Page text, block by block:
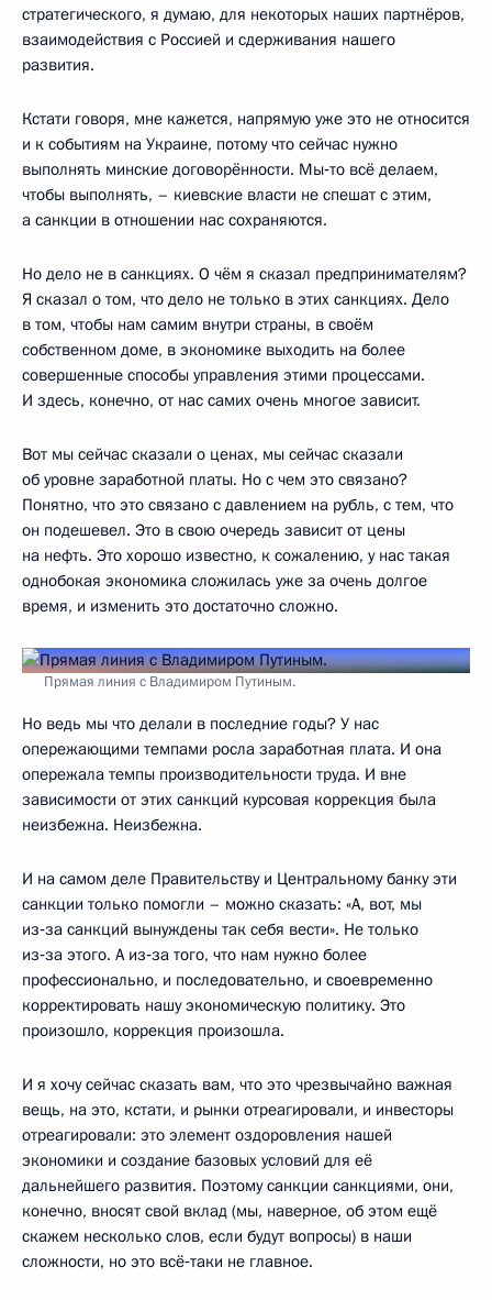
стратегического, я думаю, для некоторых наших партнёров,
взаимодействия с Россией и сдерживания нашего
развития.
Кстати говоря, мне кажется, напрямую уже это не относится
и к событиям на Украине, потому что сейчас нужно
выполнять минские договорённости. Мы‑то всё делаем,
чтобы выполнять, – киевские власти не спешат с этим,
а санкции в отношении нас сохраняются.
Но дело не в санкциях. О чём я сказал предпринимателям?
Я сказал о том, что дело не только в этих санкциях. Дело
в том, чтобы нам самим внутри страны, в своём
собственном доме, в экономике выходить на более
совершенные способы управления этими процессами.
И здесь, конечно, от нас самих очень многое зависит.
Вот мы сейчас сказали о ценах, мы сейчас сказали
об уровне заработной платы. Но с чем это связано?
Понятно, что это связано с давлением на рубль, с тем, что
он подешевел. Это в свою очередь зависит от цены
на нефть. Это хорошо известно, к сожалению, у нас такая
однобокая экономика сложилась уже за очень долгое
время, и изменить это достаточно сложно.
Прямая линия с Владимиром Путиным.
Но ведь мы что делали в последние годы? У нас
опережающими темпами росла заработная плата. И она
опережала темпы производительности труда. И вне
зависимости от этих санкций курсовая коррекция была
неизбежна. Неизбежна.
И на самом деле Правительству и Центральному банку эти
санкции только помогли – можно сказать: «А, вот, мы
из‑за санкций вынуждены так себя вести». Не только
из‑за этого. А из‑за того, что нам нужно более
профессионально, и последовательно, и своевременно
корректировать нашу экономическую политику. Это
произошло, коррекция произошла.
И я хочу сейчас сказать вам, что это чрезвычайно важная
вещь, на это, кстати, и рынки отреагировали, и инвесторы
отреагировали: это элемент оздоровления нашей
экономики и создание базовых условий для её
дальнейшего развития. Поэтому санкции санкциями, они,
конечно, вносят свой вклад (мы, наверное, об этом ещё
скажем несколько слов, если будут вопросы) в наши
сложности, но это всё‑таки не главное.